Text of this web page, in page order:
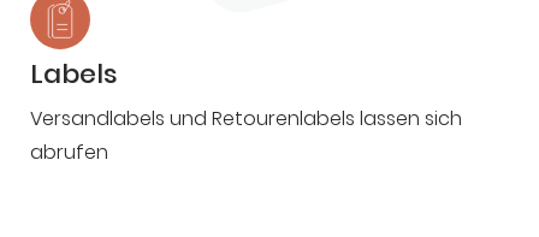
Labels
Versandlabels und Retourenlabels lassen sich
abrufen